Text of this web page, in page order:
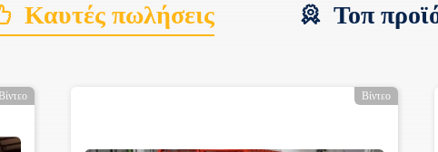
Καυτές πωλήσεις Τοπ
Βίντεο Βίντεο